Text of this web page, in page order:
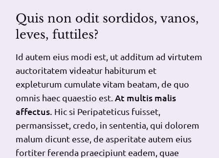
Quis non odit sordidos, vanos,
leves, futtiles?
Id autem eius modi est, ut additum ad virtutem
auctoritatem videatur habiturum et
expleturum cumulate vitam beatam, de quo
omnis haec quaestio est. At multis malis
affectus. Hic si Peripateticus fuisset,
permansisset, credo, in sententia, qui dolorem
malum dicunt esse, de asperitate autem eius
fortiter ferenda praecipiunt eadem, quae